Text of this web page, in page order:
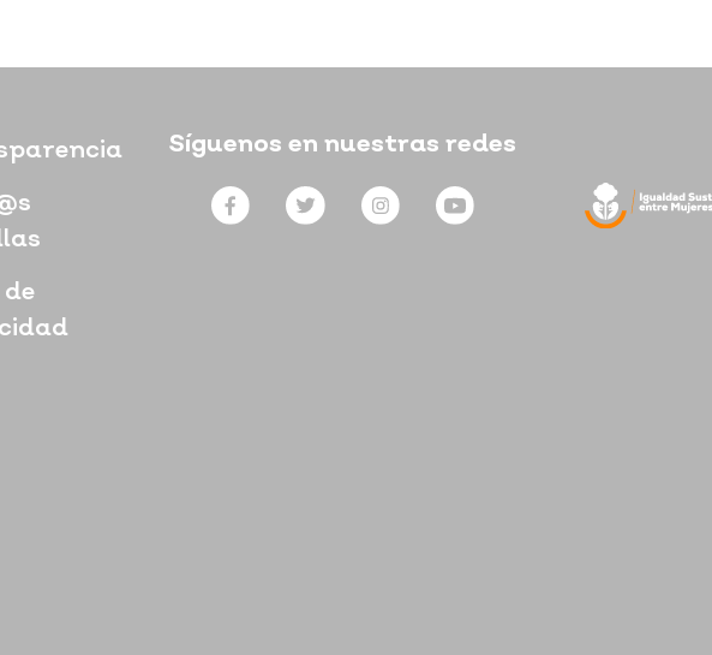
de
Síguenos en nuestras redes